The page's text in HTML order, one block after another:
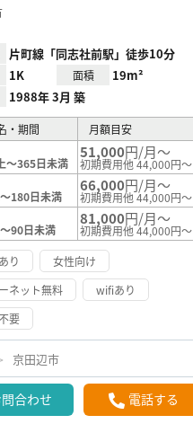
片町線「同志社前駅」徒歩10分
1K 面積 19m²
1988年 3月 築
・期間
月額目安
～365日未満
51,000円/月～
初期費用他 44,000円～
180日未満
66,000円/月～
初期費用他 44,000円～
90日未満
81,000円/月～
初期費用他 44,000円～
り
女性向け
ネット無料
wifiあり
要
京田辺市
合わせ 電話する